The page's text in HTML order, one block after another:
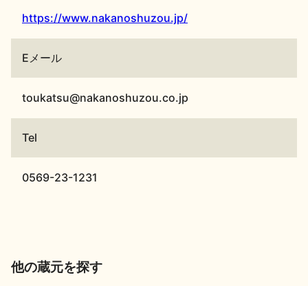
https://www.nakanoshuzou.jp/
Eメール
toukatsu@nakanoshuzou.co.jp
Tel
0569-23-1231
他の蔵元を探す